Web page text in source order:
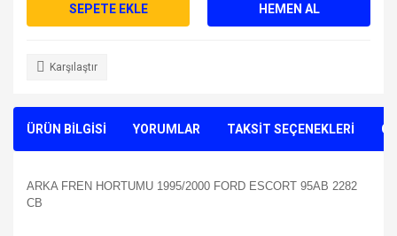
SEPETE EKLE HEMEN AL
Karşılaştır
ÜRÜN BİLGİSİ YORUMLAR TAKSİT SEÇENEKLERİ
ARKA FREN HORTUMU 1995/2000 FORD ESCORT 95AB 2282
CB